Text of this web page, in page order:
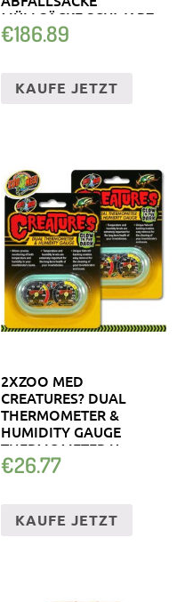
MÜLLSÄCKE SCHWARZ
€186.89
KAUFE JETZT
2XZOO MED
CREATURES? DUAL
THERMOMETER &
HUMIDITY GAUGE
THERMOMETER U.
HYGROMETER
€26.77
KAUFE JETZT